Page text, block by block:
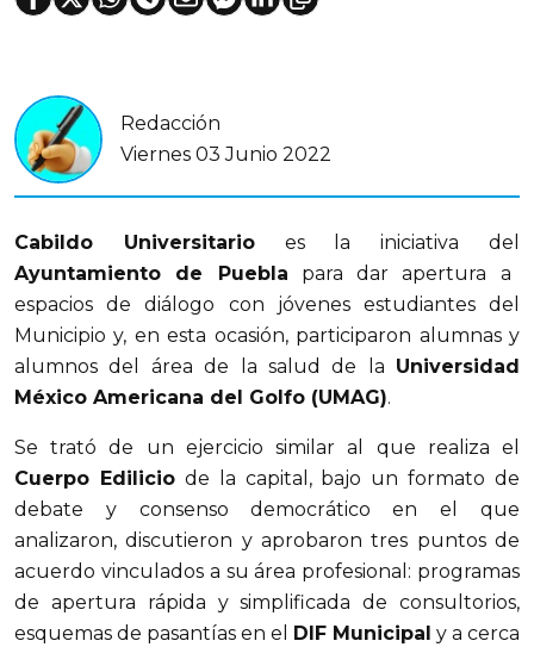
Redacción
Viernes 03 Junio 2022
Cabildo Universitarioes la iniciativa del
Ayuntamiento de Puebla para dar apertura a
espacios de diálogo con jóvenes estudiantes del
Municipio y, en esta ocasión, participaron alumnas y
alumnos del área de la salud de la Universidad
México Americana del Golfo (UMAG).
Se trató de un ejercicio similar al que realiza el
Cuerpo Ediliciode la capital, bajo un formato de
debate y consenso democrático en el que
analizaron, discutieron y aprobaron tres puntos de
acuerdo vinculados a su área profesional: programas
de apertura rápida y simplificada de consultorios,
esquemas de pasantías en el
DIF Municipal y a cerca